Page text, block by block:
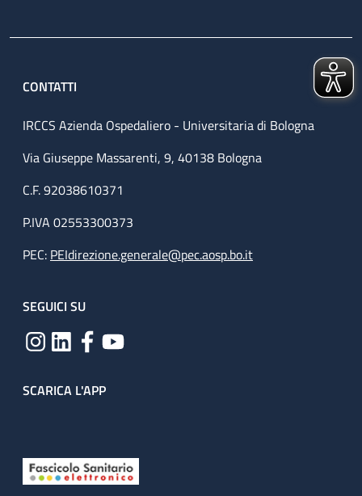
CONTATTI
IRCCS Azienda Ospedaliero - Universitaria di Bologna
Via Giuseppe Massarenti, 9, 40138 Bologna
C.F. 92038610371
P.IVA 02553300373
PEC: PEIdirezione.generale@pec.aosp.bo.it
SEGUICI SU
SCARICA L'APP